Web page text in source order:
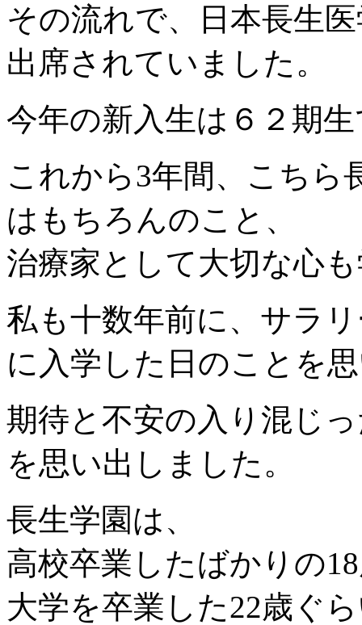
その流れで、日本長生
出席されていました。
今年の新入生は６２期
これから3年間、こちら
はもちろんのこと、
治療家として大切な心
私も十数年前に、サラ
に入学した日のことを
期待と不安の入り混じ
を思い出しました。
長生学園は、
高校卒業したばかりの
大学を卒業した22歳ぐ